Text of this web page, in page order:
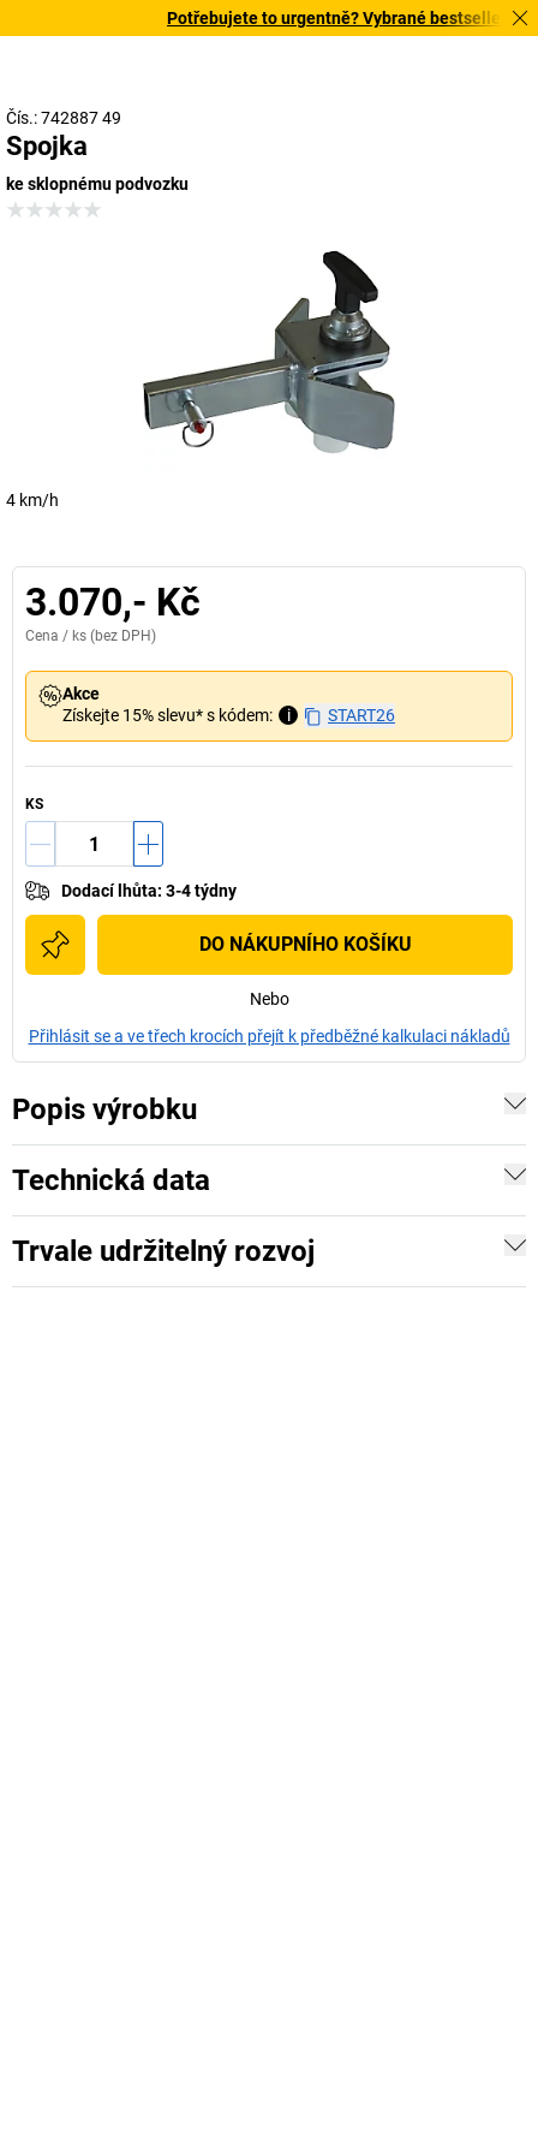
Potřebujete to urgentně? Vybrané bestsellery
Čís.: 742887 49
Spojka
ke sklopnému podvozku
4 km/h
3.070,- Kč
Cena / ks (bez DPH)
Akce
Získejte 15% slevu* s kódem:
i START26
KS
Dodací lhůta: 3-4 týdny
DO NÁKUPNÍHO KOŠÍKU
Nebo
Přihlásit se a ve třech krocích přejít k předběžné kalkulaci nákladů
Popis výrobku
Technická data
Trvale udržitelný rozvoj